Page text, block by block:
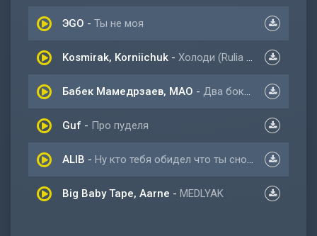
ЭGO - Ты не моя
Kosmirak, Korniichuk - Холоди (Rulia & nezzi remix)
Бабек Мамедрзаев, MAO - Два бокала вина
Guf - Про пуделя
ALIB - Ну кто тебя обидел что ты снова плачешь
Big Baby Tape, Aarne - MEDLYAK